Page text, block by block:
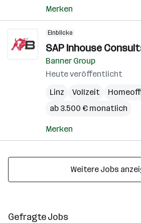
Merken
Einblicke
SAP Inhouse
Banner Group
Heute veröffentlicht
Linz
Vollzeit
ab 3.500 € monatlich
Merken
Weitere Jobs
Gefragte Jobs